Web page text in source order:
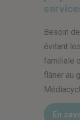
Besoin
évitant
familiale
flâner au
En